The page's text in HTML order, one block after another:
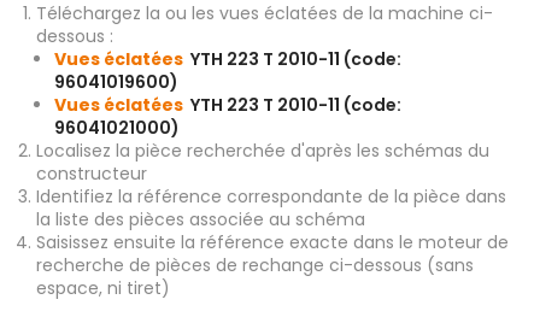
Téléchargez la ou les vues éclatées de la machine ci-
dessous :
Vues éclatées YTH 223 T 2010-11 (code:
96041019600)
Vues éclatées YTH 223 T 2010-11 (code:
96041021000)
Localisez la pièce recherchée d'après les schémas du
constructeur
Identifiez la référence correspondante de la pièce dans
la liste des pièces associée au schéma
Saisissez ensuite la référence exacte dans le moteur de
recherche de pièces de rechange ci-dessous (sans
espace, ni tiret)